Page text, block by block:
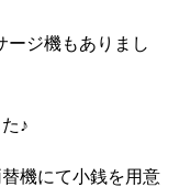
ージ機もありまし
♪
機にて小銭を用意